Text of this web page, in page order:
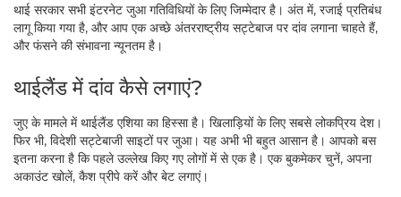
थाई सरकार सभी इंटरनेट जुआ गतिविधियों के लिए जिम्मेदार है। अंत में, रजाई प्रतिबंध
लागू किया गया है, और आप एक अच्छे अंतरराष्ट्रीय सट्टेबाज पर दांव लगाना चाहते हैं,
और फंसने की संभावना न्यूनतम है।
थाईलैंड में दांव कैसे लगाएं?
जुए के मामले में थाईलैंड एशिया का हिस्सा है। खिलाड़ियों के लिए सबसे लोकप्रिय देश।
फिर भी, विदेशी सट्टेबाजी साइटों पर जुआ। यह अभी भी बहुत आसान है। आपको बस
इतना करना है कि पहले उल्लेख किए गए लोगों में से एक है। एक बुकमेकर चुनें, अपना
अकाउंट खोलें, कैश प्रीपे करें और बेट लगाएं।